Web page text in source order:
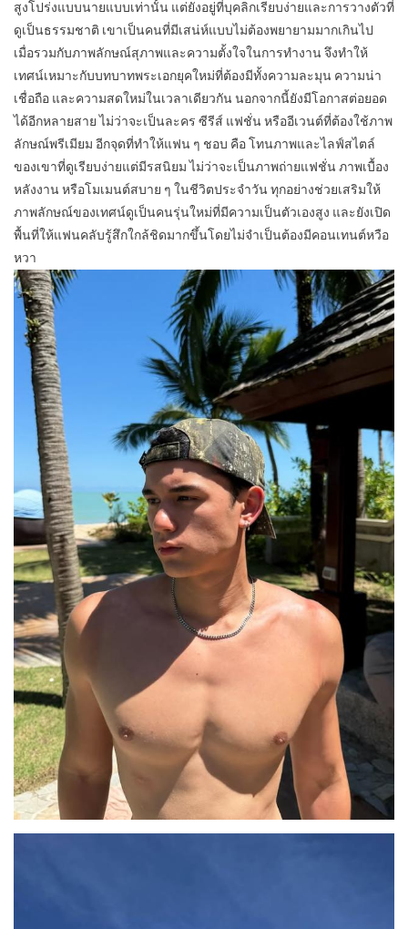
สูงโปร่งแบบนายแบบเท่านั้น แต่ยังอยู่ที่บุคลิกเรียบง่ายและการวางตัวที่
ดูเป็นธรรมชาติ เขาเป็นคนที่มีเสน่ห์แบบไม่ต้องพยายามมากเกินไป
เมื่อรวมกับภาพลักษณ์สุภาพและความตั้งใจในการทำงาน จึงทำให้
เทศน์เหมาะกับบทบาทพระเอกยุคใหม่ที่ต้องมีทั้งความละมุน ความน่า
เชื่อถือ และความสดใหม่ในเวลาเดียวกัน นอกจากนี้ยังมีโอกาสต่อยอด
ได้อีกหลายสาย ไม่ว่าจะเป็นละคร ซีรีส์ แฟชั่น หรืออีเวนต์ที่ต้องใช้ภาพ
ลักษณ์พรีเมียม อีกจุดที่ทำให้แฟน ๆ ชอบ คือ โทนภาพและไลฟ์สไตล์
ของเขาที่ดูเรียบง่ายแต่มีรสนิยม ไม่ว่าจะเป็นภาพถ่ายแฟชั่น ภาพเบื้อง
หลังงาน หรือโมเมนต์สบาย ๆ ในชีวิตประจำวัน ทุกอย่างช่วยเสริมให้
ภาพลักษณ์ของเทศน์ดูเป็นคนรุ่นใหม่ที่มีความเป็นตัวเองสูง และยังเปิด
พื้นที่ให้แฟนคลับรู้สึกใกล้ชิดมากขึ้นโดยไม่จำเป็นต้องมีคอนเทนต์หวือ
หวา